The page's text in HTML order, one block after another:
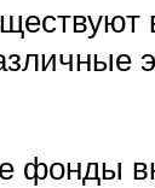
фонды